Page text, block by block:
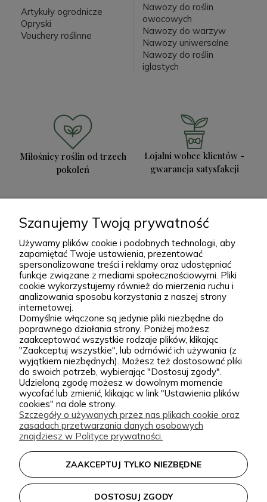
Artykuły ogrodnicze
Opryski
Vouchery roślinne
Nawozy do roślin
owocowych
Nawozy do warzyw
Nawozy uniwersalne
Nawozy do roślin
iglastych
Miłośnicy roślin od trzech
pokoleń
Lojalni wobec klientów -
gwarancja satysfakcji
Bezpłatnie doradzamy i
wspieramy
Większe sadzonki i bryła
korzeniowa
Zielona Para - Internetowe centrum
ogrodnicze
Zielona Para to szkółka roślin i sklep ogrodniczy
online stworzony z miłości do natury, ogrodów i
pięknych nasadzeń. Od początku naszym celem jest
dostarczanie klientom wysokiej jakości roślin
ogrodowych, które dobrze przyjmują się po
posadzeniu i przez lata zdobią przydomowe
rozwiń więcej
Szanujemy Twoją prywatność
Używamy plików cookie i podobnych technologii, aby
zapamiętać Twoje ustawienia, prezentować
spersonalizowane treści i reklamy oraz udostępniać
funkcje związane z mediami społecznościowymi. Pliki
cookie wykorzystujemy również do mierzenia ruchu i
analizowania sposobu korzystania z naszej strony
internetowej.
Domyślnie włączone są jedynie pliki niezbędne do
poprawnego działania strony. Poniżej możesz
zaakceptować wszystkie rodzaje plików, klikając
"Zaakceptuj wszystkie", lub odmówić ich używania (z
wyjątkiem niezbędnych). Możesz też dostosować pliki
do swoich potrzeb, wybierając "Dostosuj zgody".
Udzieloną zgodę możesz w dowolnym momencie
wycofać lub zmienić, klikając w link "Ustawienia plików
cookies" na dole strony.
Szczegóły o używanych przez nas plikach cookie oraz
zasadach przetwarzania danych osobowych
znajdziesz w Polityce prywatności.
ZAAKCEPTUJ TYLKO NIEZBĘDNE
DOSTOSUJ ZGODY